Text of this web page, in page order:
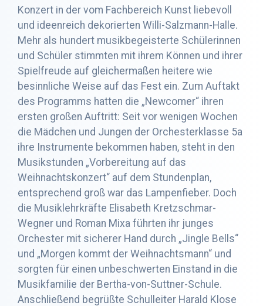
Konzert in der vom Fachbereich Kunst liebevoll
und ideenreich dekorierten Willi-Salzmann-Halle.
Mehr als hundert musikbegeisterte Schülerinnen
und Schüler stimmten mit ihrem Können und ihrer
Spielfreude auf gleichermaßen heitere wie
besinnliche Weise auf das Fest ein. Zum Auftakt
des Programms hatten die „Newcomer“ ihren
ersten großen Auftritt: Seit vor wenigen Wochen
die Mädchen und Jungen der Orchesterklasse 5a
ihre Instrumente bekommen haben, steht in den
Musikstunden „Vorbereitung auf das
Weihnachtskonzert“ auf dem Stundenplan,
entsprechend groß war das Lampenfieber. Doch
die Musiklehrkräfte Elisabeth Kretzschmar-
Wegner und Roman Mixa führten ihr junges
Orchester mit sicherer Hand durch „Jingle Bells“
und „Morgen kommt der Weihnachtsmann“ und
sorgten für einen unbeschwerten Einstand in die
Musikfamilie der Bertha-von-Suttner-Schule.
Anschließend begrüßte Schulleiter Harald Klose